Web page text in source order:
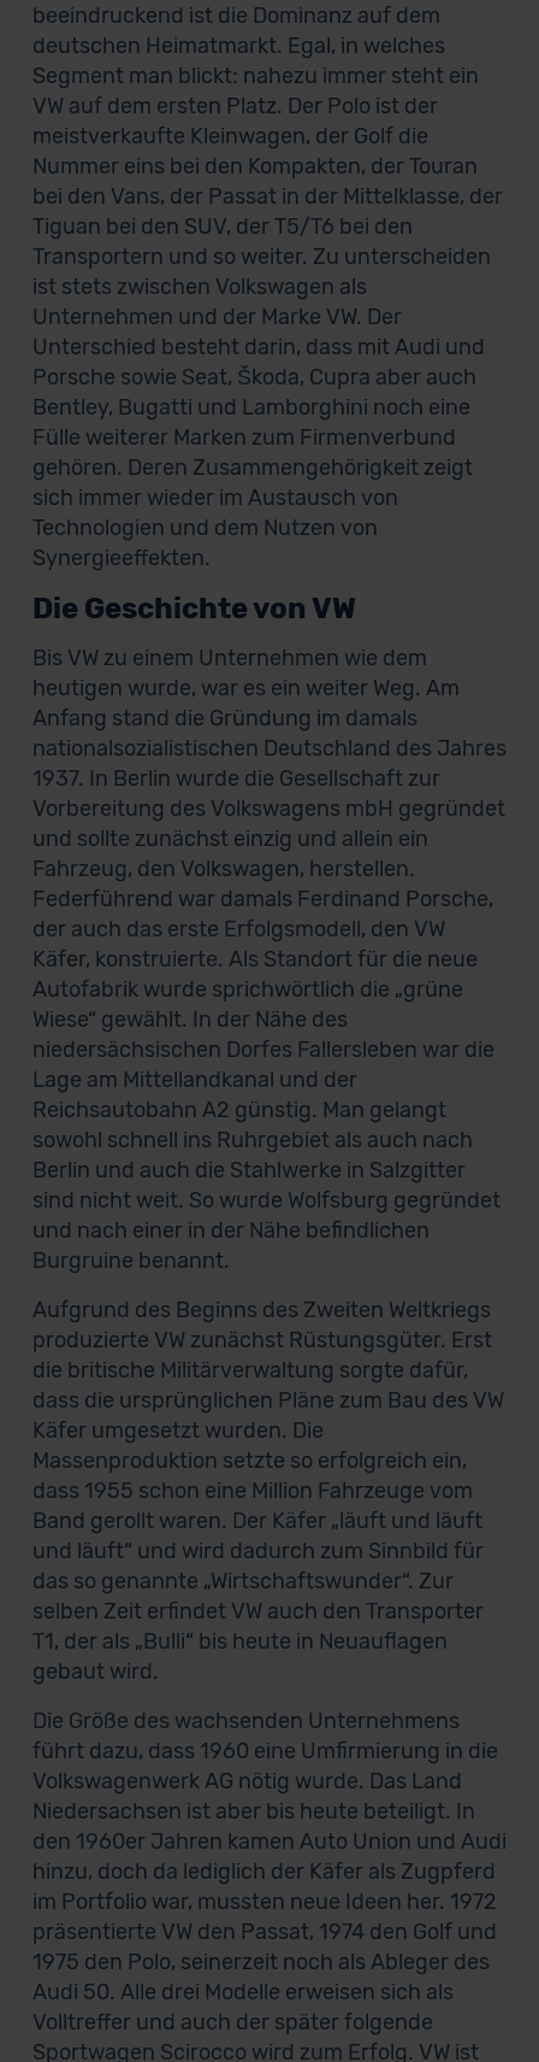
beeindruckend ist die Dominanz auf dem
deutschen Heimatmarkt. Egal, in welches
Segment man blickt: nahezu immer steht ein
VW auf dem ersten Platz. Der Polo ist der
meistverkaufte Kleinwagen, der Golf die
Nummer eins bei den Kompakten, der Touran
bei den Vans, der Passat in der Mittelklasse, der
Tiguan bei den SUV, der T5/T6 bei den
Transportern und so weiter. Zu unterscheiden
ist stets zwischen Volkswagen als
Unternehmen und der Marke VW. Der
Unterschied besteht darin, dass mit Audi und
Porsche sowie Seat, Škoda, Cupra aber auch
Bentley, Bugatti und Lamborghini noch eine
Fülle weiterer Marken zum Firmenverbund
gehören. Deren Zusammengehörigkeit zeigt
sich immer wieder im Austausch von
Technologien und dem Nutzen von
Synergieeffekten.
Die Geschichte von VW
Bis VW zu einem Unternehmen wie dem
heutigen wurde, war es ein weiter Weg. Am
Anfang stand die Gründung im damals
nationalsozialistischen Deutschland des Jahres
1937. In Berlin wurde die Gesellschaft zur
Vorbereitung des Volkswagens mbH gegründet
und sollte zunächst einzig und allein ein
Fahrzeug, den Volkswagen, herstellen.
Federführend war damals Ferdinand Porsche,
der auch das erste Erfolgsmodell, den VW
Käfer, konstruierte. Als Standort für die neue
Autofabrik wurde sprichwörtlich die „grüne
Wiese“ gewählt. In der Nähe des
niedersächsischen Dorfes Fallersleben war die
Lage am Mittellandkanal und der
Reichsautobahn A2 günstig. Man gelangt
sowohl schnell ins Ruhrgebiet als auch nach
Berlin und auch die Stahlwerke in Salzgitter
sind nicht weit. So wurde Wolfsburg gegründet
und nach einer in der Nähe befindlichen
Burgruine benannt.
Aufgrund des Beginns des Zweiten Weltkriegs
produzierte VW zunächst Rüstungsgüter. Erst
die britische Militärverwaltung sorgte dafür,
dass die ursprünglichen Pläne zum Bau des VW
Käfer umgesetzt wurden. Die
Massenproduktion setzte so erfolgreich ein,
dass 1955 schon eine Million Fahrzeuge vom
Band gerollt waren. Der Käfer „läuft und läuft
und läuft“ und wird dadurch zum Sinnbild für
das so genannte „Wirtschaftswunder“. Zur
selben Zeit erfindet VW auch den Transporter
T1, der als „Bulli“ bis heute in Neuauflagen
gebaut wird.
Die Größe des wachsenden Unternehmens
führt dazu, dass 1960 eine Umfirmierung in die
Volkswagenwerk AG nötig wurde. Das Land
Niedersachsen ist aber bis heute beteiligt. In
den 1960er Jahren kamen Auto Union und Audi
hinzu, doch da lediglich der Käfer als Zugpferd
im Portfolio war, mussten neue Ideen her. 1972
präsentierte VW den Passat, 1974 den Golf und
1975 den Polo, seinerzeit noch als Ableger des
Audi 50. Alle drei Modelle erweisen sich als
Volltreffer und auch der später folgende
Sportwagen Scirocco wird zum Erfolg. VW ist